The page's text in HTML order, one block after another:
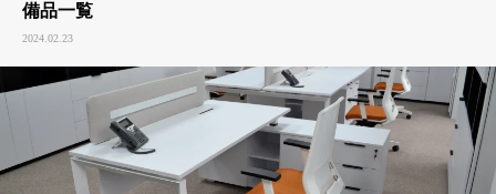
備品一覧
2024.02.23